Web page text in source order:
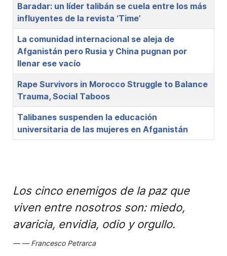
Title
Baradar: un líder talibán se cuela entre los más
influyentes de la revista ‘Time’
La comunidad internacional se aleja de
Afganistán pero Rusia y China pugnan por
llenar ese vacío
Rape Survivors in Morocco Struggle to Balance
Trauma, Social Taboos
Talibanes suspenden la educación
universitaria de las mujeres en Afganistán
Los cinco enemigos de la paz que
viven entre nosotros son: miedo,
avaricia, envidia, odio y orgullo.
Francesco Petrarca